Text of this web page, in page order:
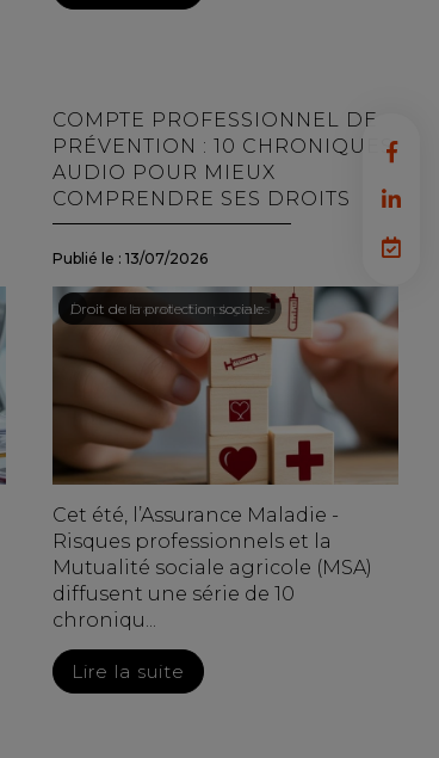
COMPTE PROFESSIONNEL DE
PRÉVENTION : 10 CHRONIQUES
AUDIO POUR MIEUX
COMPRENDRE SES DROITS
Publié le : 13/07/2026
Droit du travail - Employeurs
/Droit de la protection sociale
Cet été, l’Assurance Maladie -
Risques professionnels et la
Mutualité sociale agricole (MSA)
diffusent une série de 10
chroniqu...
Lire la suite